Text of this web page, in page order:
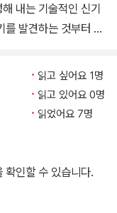
내는 기술적인 신기
발견하는 것부터 시
볼 거예요. 그리고 둘째
자신이 생각한 이야기
. 단순히 프롬프트 문
로, 때로는 조각칼로
구 미드저니를 자세
서는 여러분의 미드
다. 프롬프트를 직접
읽고 싶어요 1명
읽고 있어요 0명
읽었어요 7명
확인할 수 있습니다.